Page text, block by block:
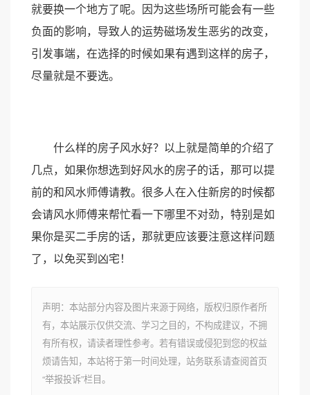
就要换一个地方了呢。因为这些场所可能会有一些
负面的影响，导致人的运势磁场发生恶劣的改变，
引发事端，在选择的时候如果有遇到这样的房子，
尽量就是不要选。
什么样的房子风水好？以上就是简单的介绍了
几点，如果你想选到好风水的房子的话，那可以提
前的和风水师傅请教。很多人在入住新房的时候都
会请风水师傅来帮忙看一下哪里不对劲，特别是如
果你是买二手房的话，那就更应该要注意这样问题
了，以免买到凶宅！
声明：本站部分内容及图片来源于网络，版权归原作者所
有，本站展示仅供交流、学习之目的，不构成建议，不拥
有所有权，请读者理性参考。若有错误或侵犯到您的权益
烦请告知，本站将于第一时间处理，站务联系请查阅首页
“举报投诉”栏目。